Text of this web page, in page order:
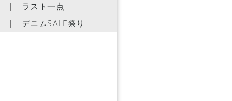
ラスト一点
デニムSALE祭り